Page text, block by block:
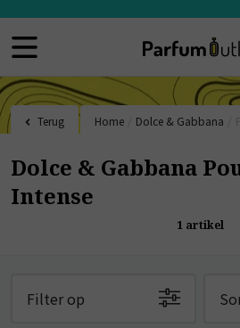
Terug Home Dolce & Gabbana
Dolce & Gabbana
Intense
1 artikel
Filter op